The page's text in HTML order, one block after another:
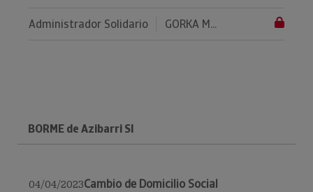
Administrador Solidario GORKA M...
BORME de Azibarri Sl
04/04/2023Cambio de Domicilio Social